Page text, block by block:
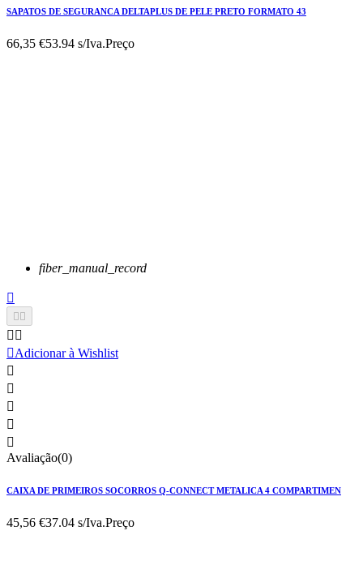
SAPATOS DE SEGURANCA DELTAPLUS DE PELE PRETO FORMATO 43
66,35 €53.94 s/Iva.Preço
fiber_manual_record

 
 
Adicionar à Wishlist





Avaliação(0)
CAIXA DE PRIMEIROS SOCORROS Q-CONNECT METALICA 4 COMPARTIMEN
45,56 €37.04 s/Iva.Preço